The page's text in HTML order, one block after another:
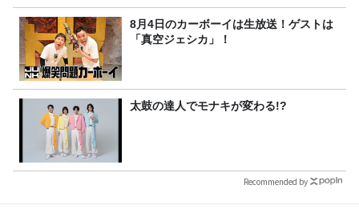
8月4日のカーボーイは生放送！ゲストは
「真空ジェシカ」！
太鼓の達人でモナキが変わる!?
Recommended by